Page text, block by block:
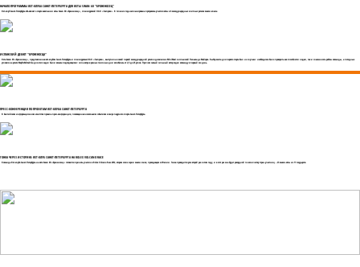
НАЧАЛО ПРОГРАММЫ ЯХТ-КЛУБА САНКТ-ПЕТЕРБУРГА ДЛЯ ЯХТЫ SWAN 60 "БРОНЕНОСЕЦ"
Яхт-клуб Санкт-Петербурга объявляет о старте кампании яхты Swan 60 «Броненосец», спонсируемой ОАО «Газпром». В течение года запланирована программа участия яхты в 6 международных элитных регатах макси-класса
ИСПАНСКИЙ ДЕБЮТ "БРОНЕНОСЦА"
Яхта Swan 60 «Броненосец», представленная яхт-клубом Санкт-Петербурга и спонсируемая ОАО «Газпром», выступила в своей первой международной регате в дивизионе MiniMaxi в испанской Пальма де Майорке. Выбор места для первого старта был не случаен: необходимо было проверить как способности лодки, так и слаженность работы команды, а погодные
условия на регате MapfrePalmaVela для этих задач были весьма подходящими: сила ветра в разные гоночные дни колебалась от 2,5 до 25 узлов. Причем самый сильный ветер ждал команду в первый же день.
ПРЕСС-КОНФЕРЕНЦИЯ ПО ПРОЕКТАМ ЯХТ-КЛУБА САНКТ-ПЕТЕРБУРГА
В Балтийском информационном агентстве прошла пресс-конференция, посвященная нескольким событиям в мире парусного спорта Санкт-Петербурга.
ГОНКА ЧЕРЕЗ ИСТОРИЮ: ЯХТ-КЛУБ САНКТ-ПЕТЕРБУРГА НА ROLEX VOLCANO RACE
Команда Яхт-клуба Санкт-Петербурга на яхте Swan 60 «Броненосец» готовится принять участие в Rolex Volcano Race 2012, втором этапе серии макси-гонок, проходящем в Италии. Гонка проводится уже второй раз в этом году, и в этот раз она будет рекордной по количеству стран-участниц – 23 макси-яхты из 11 государств.